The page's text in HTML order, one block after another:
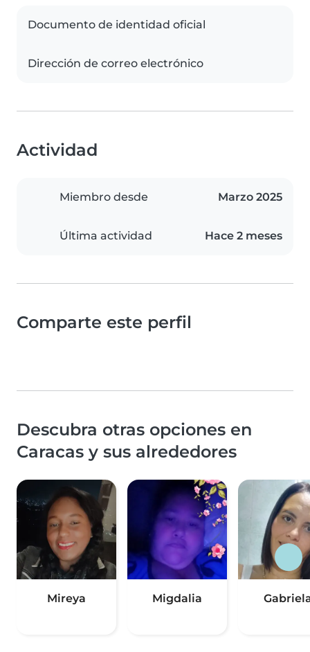
Documento de identidad oficial
Dirección de correo electrónico
Actividad
Miembro desde Marzo 2025
Última actividad Hace 2 meses
Comparte este perfil
Descubra otras opciones en
Caracas y sus alrededores
Mireya Migdalia